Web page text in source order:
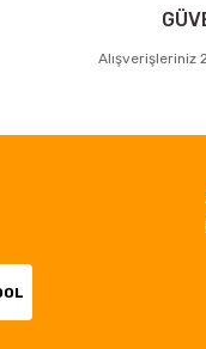
Alışverişleriniz